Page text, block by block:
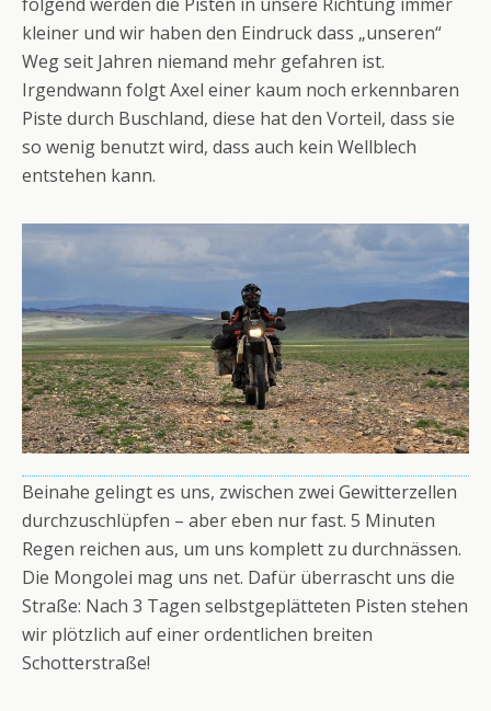
folgend werden die Pisten in unsere Richtung immer
kleiner und wir haben den Eindruck dass „unseren“
Weg seit Jahren niemand mehr gefahren ist.
Irgendwann folgt Axel einer kaum noch erkennbaren
Piste durch Buschland, diese hat den Vorteil, dass sie
so wenig benutzt wird, dass auch kein Wellblech
entstehen kann.
Beinahe gelingt es uns, zwischen zwei Gewitterzellen
durchzuschlüpfen – aber eben nur fast. 5 Minuten
Regen reichen aus, um uns komplett zu durchnässen.
Die Mongolei mag uns net. Dafür überrascht uns die
Straße: Nach 3 Tagen selbstgeplätteten Pisten stehen
wir plötzlich auf einer ordentlichen breiten
Schotterstraße!